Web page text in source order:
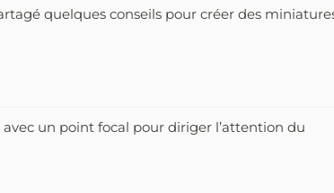
quelques conseils pour créer des
un point focal pour diriger l’attention du